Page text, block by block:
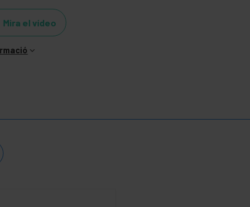
Mira el vídeo